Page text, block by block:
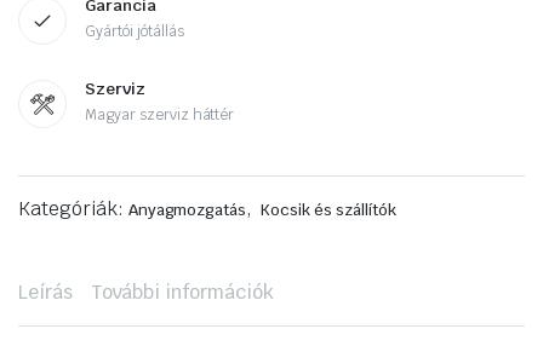
Garancia
Gyártói jótállás
Szerviz
Magyar szerviz háttér
Kategóriák: Anyagmozgatás, Kocsik és szállítók
Leírás További információk